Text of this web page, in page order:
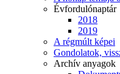
Évfordulónaptár
2018
2019
A régmúlt képei
Gondolatok,
Archív anyagok